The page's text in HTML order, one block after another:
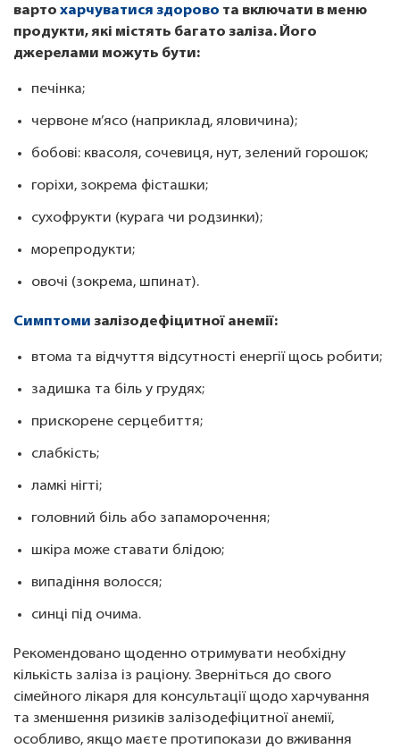
варто харчуватися здорово та включати в меню
продукти, які містять багато заліза. Його
джерелами можуть бути:
печінка;
червоне м’ясо (наприклад, яловичина);
бобові: квасоля, сочевиця, нут, зелений горошок;
горіхи, зокрема фісташки;
сухофрукти (курага чи родзинки);
морепродукти;
овочі (зокрема, шпинат).
Симптоми залізодефіцитної анемії:
втома та відчуття відсутності енергії щось робити;
задишка та біль у грудях;
прискорене серцебиття;
слабкість;
ламкі нігті;
головний біль або запаморочення;
шкіра може ставати блідою;
випадіння волосся;
синці під очима.
Рекомендовано щоденно отримувати необхідну
кількість заліза із раціону. Зверніться до свого
сімейного лікаря для консультації щодо харчування
та зменшення ризиків залізодефіцитної анемії,
особливо, якщо маєте протипокази до вживання